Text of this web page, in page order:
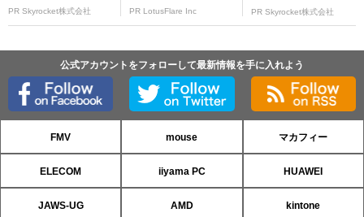
PR Skyrocket株式会社 PR LotusFlare Inc PR Skyrocket株式会社
公式アカウントをフォローして最新情報を手に入れよう
FMV mouse マカフィー
ELECOM iiyama PC HUAWEI
JAWS-UG AMD kintone